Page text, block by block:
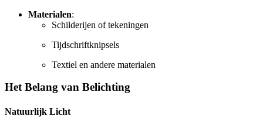
Materialen:
Schilderijen of tekeningen
Tijdschriftknipsels
Textiel en andere materialen
Het Belang van Belichting
Natuurlijk Licht